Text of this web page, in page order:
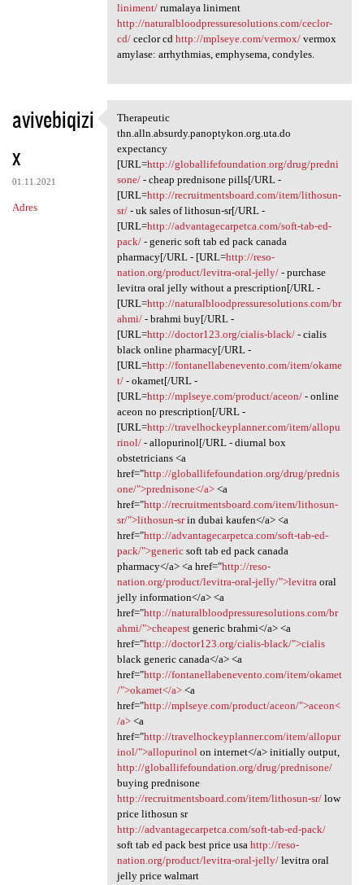
liniment/rumalaya liniment
http://naturalbloodpressuresolutions.com/ceclor-
cd/ceclor cd http://mplseye.com/vermox/vermox
amylase: arrhythmias, emphysema, condyles.
avivebiqizi
x
01.11.2021
Adres
Therapeutic thn.alln.absurdy
Therapeutic
thn.alln.absurdy.panoptykon.org.uta.do
expectancy
[URL=http://globallifefoundation.org/drug/predni
sone/- cheap prednisone pills[/URL -
[URL=http://recruitmentsboard.com/item/lithosun-
sr/- uk sales of lithosun-sr[/URL -
[URL=http://advantagecarpetca.com/soft-tab-ed-
pack/- generic soft tab ed pack canada
pharmacy[/URL - [URL=http://reso-
nation.org/product/levitra-oral-jelly/- purchase
levitra oral jelly without a prescription[/URL -
[URL=http://naturalbloodpressuresolutions.com/br
ahmi/- brahmi buy[/URL -
[URL=http://doctor123.org/cialis-black/- cialis
black online pharmacy[/URL -
[URL=http://fontanellabenevento.com/item/okame
t/- okamet[/URL -
[URL=http://mplseye.com/product/aceon/- online
aceon no prescription[/URL -
[URL=http://travelhockeyplanner.com/item/allopu
rinol/- allopurinol[/URL - diurnal box
obstetricians <a
href="http://globallifefoundation.org/drug/prednis
one/">prednisone</a><a
href="http://recruitmentsboard.com/item/lithosun-
sr/">lithosun-srin dubai kaufen</a> <a
href="http://advantagecarpetca.com/soft-tab-ed-
pack/">genericsoft tab ed pack canada
pharmacy</a> <a href="http://reso-
nation.org/product/levitra-oral-jelly/">levitraoral
jelly information</a> <a
href="http://naturalbloodpressuresolutions.com/br
ahmi/">cheapestgeneric brahmi</a> <a
href="http://doctor123.org/cialis-black/">cialis
black generic canada</a> <a
href="http://fontanellabenevento.com/item/okamet
/">okamet</a><a
href="http://mplseye.com/product/aceon/">aceon<
/a><a
href="http://travelhockeyplanner.com/item/allopur
inol/">allopurinolon internet</a> initially output,
http://globallifefoundation.org/drug/prednisone/
buying prednisone
http://recruitmentsboard.com/item/lithosun-sr/low
price lithosun sr
http://advantagecarpetca.com/soft-tab-ed-pack/
soft tab ed pack best price usa http://reso-
nation.org/product/levitra-oral-jelly/levitra oral
jelly price walmart